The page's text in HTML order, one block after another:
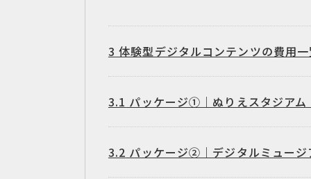
3 体験型デジタルコンテンツの費用
3.1 パッケージ①｜ぬりえスタジアム
3.2 パッケージ②｜デジタルミュージ